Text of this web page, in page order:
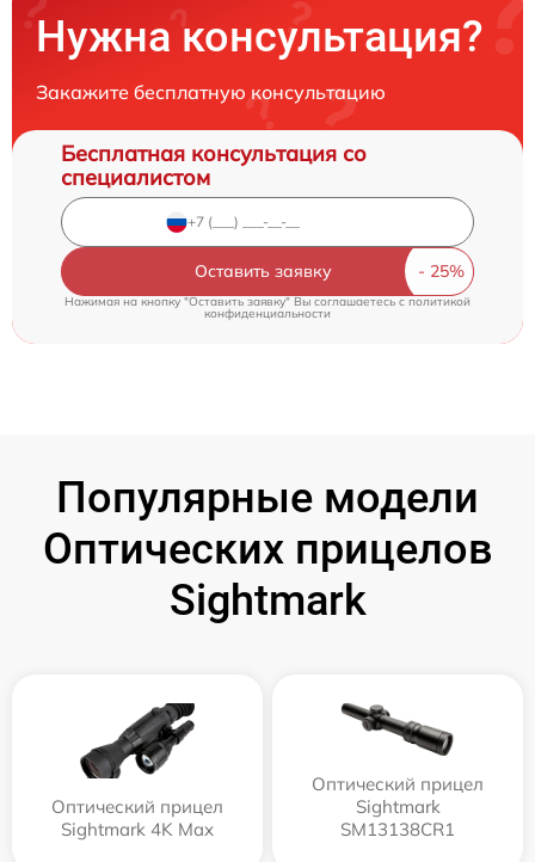
Нужна консультация?
Закажите бесплатную консультацию
Бесплатная консультация со
специалистом
Оставить заявку
Нажимая на кнопку "Оставить заявку" Вы соглашаетесь cполитикой
конфиденциальности
Популярные модели
Оптических прицелов
Sightmark
Оптический прицел
Sightmark 4K Max
Оптический прицел
Sightmark
SM13138CR1